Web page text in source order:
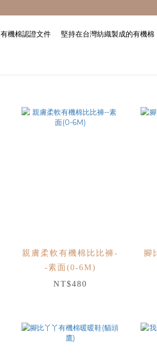
有機棉認證文件 堅持在台灣紡織製成的有機棉
親膚柔軟有機棉比比褲-
-素面(0-6M)
NT$480
腳